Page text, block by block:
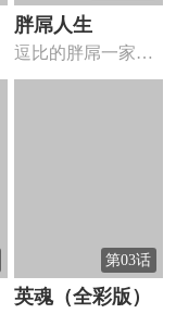
胖屌人生
逗比的胖屌一家被
生活无数次摧残又
第03话
英魂（全彩版）